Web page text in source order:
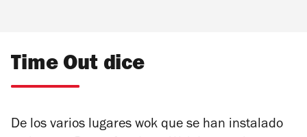
Time Out dice
De los varios lugares wok que se han instalado